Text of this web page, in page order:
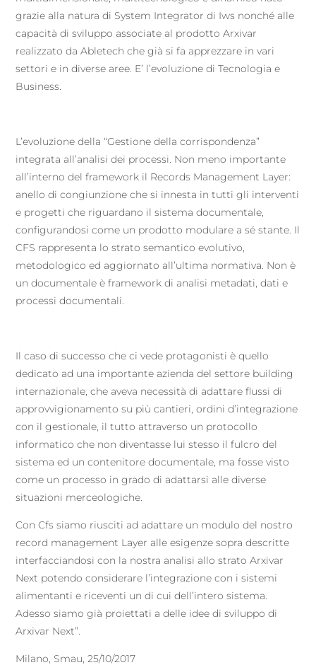
grazie alla natura di System Integrator di Iws nonché alle
capacità di sviluppo associate al prodotto Arxivar
realizzato da Abletech che già si fa apprezzare in vari
settori e in diverse aree. E’ l’evoluzione di Tecnologia e
Business.
L’evoluzione della “Gestione della corrispondenza”
integrata all’analisi dei processi. Non meno importante
all’interno del framework il Records Management Layer:
anello di congiunzione che si innesta in tutti gli interventi
e progetti che riguardano il sistema documentale,
configurandosi come un prodotto modulare a sé stante. Il
CFS rappresenta lo strato semantico evolutivo,
metodologico ed aggiornato all’ultima normativa. Non è
un documentale è framework di analisi metadati, dati e
processi documentali.
Il caso di successo che ci vede protagonisti è quello
dedicato ad una importante azienda del settore building
internazionale, che aveva necessità di adattare flussi di
approvvigionamento su più cantieri, ordini d’integrazione
con il gestionale, il tutto attraverso un protocollo
informatico che non diventasse lui stesso il fulcro del
sistema ed un contenitore documentale, ma fosse visto
come un processo in grado di adattarsi alle diverse
situazioni merceologiche.
Con Cfs siamo riusciti ad adattare un modulo del nostro
record management Layer alle esigenze sopra descritte
interfacciandosi con la nostra analisi allo strato Arxivar
Next potendo considerare l’integrazione con i sistemi
alimentanti e riceventi un di cui dell’intero sistema.
Adesso siamo già proiettati a delle idee di sviluppo di
Arxivar Next”.
Milano, Smau, 25/10/2017